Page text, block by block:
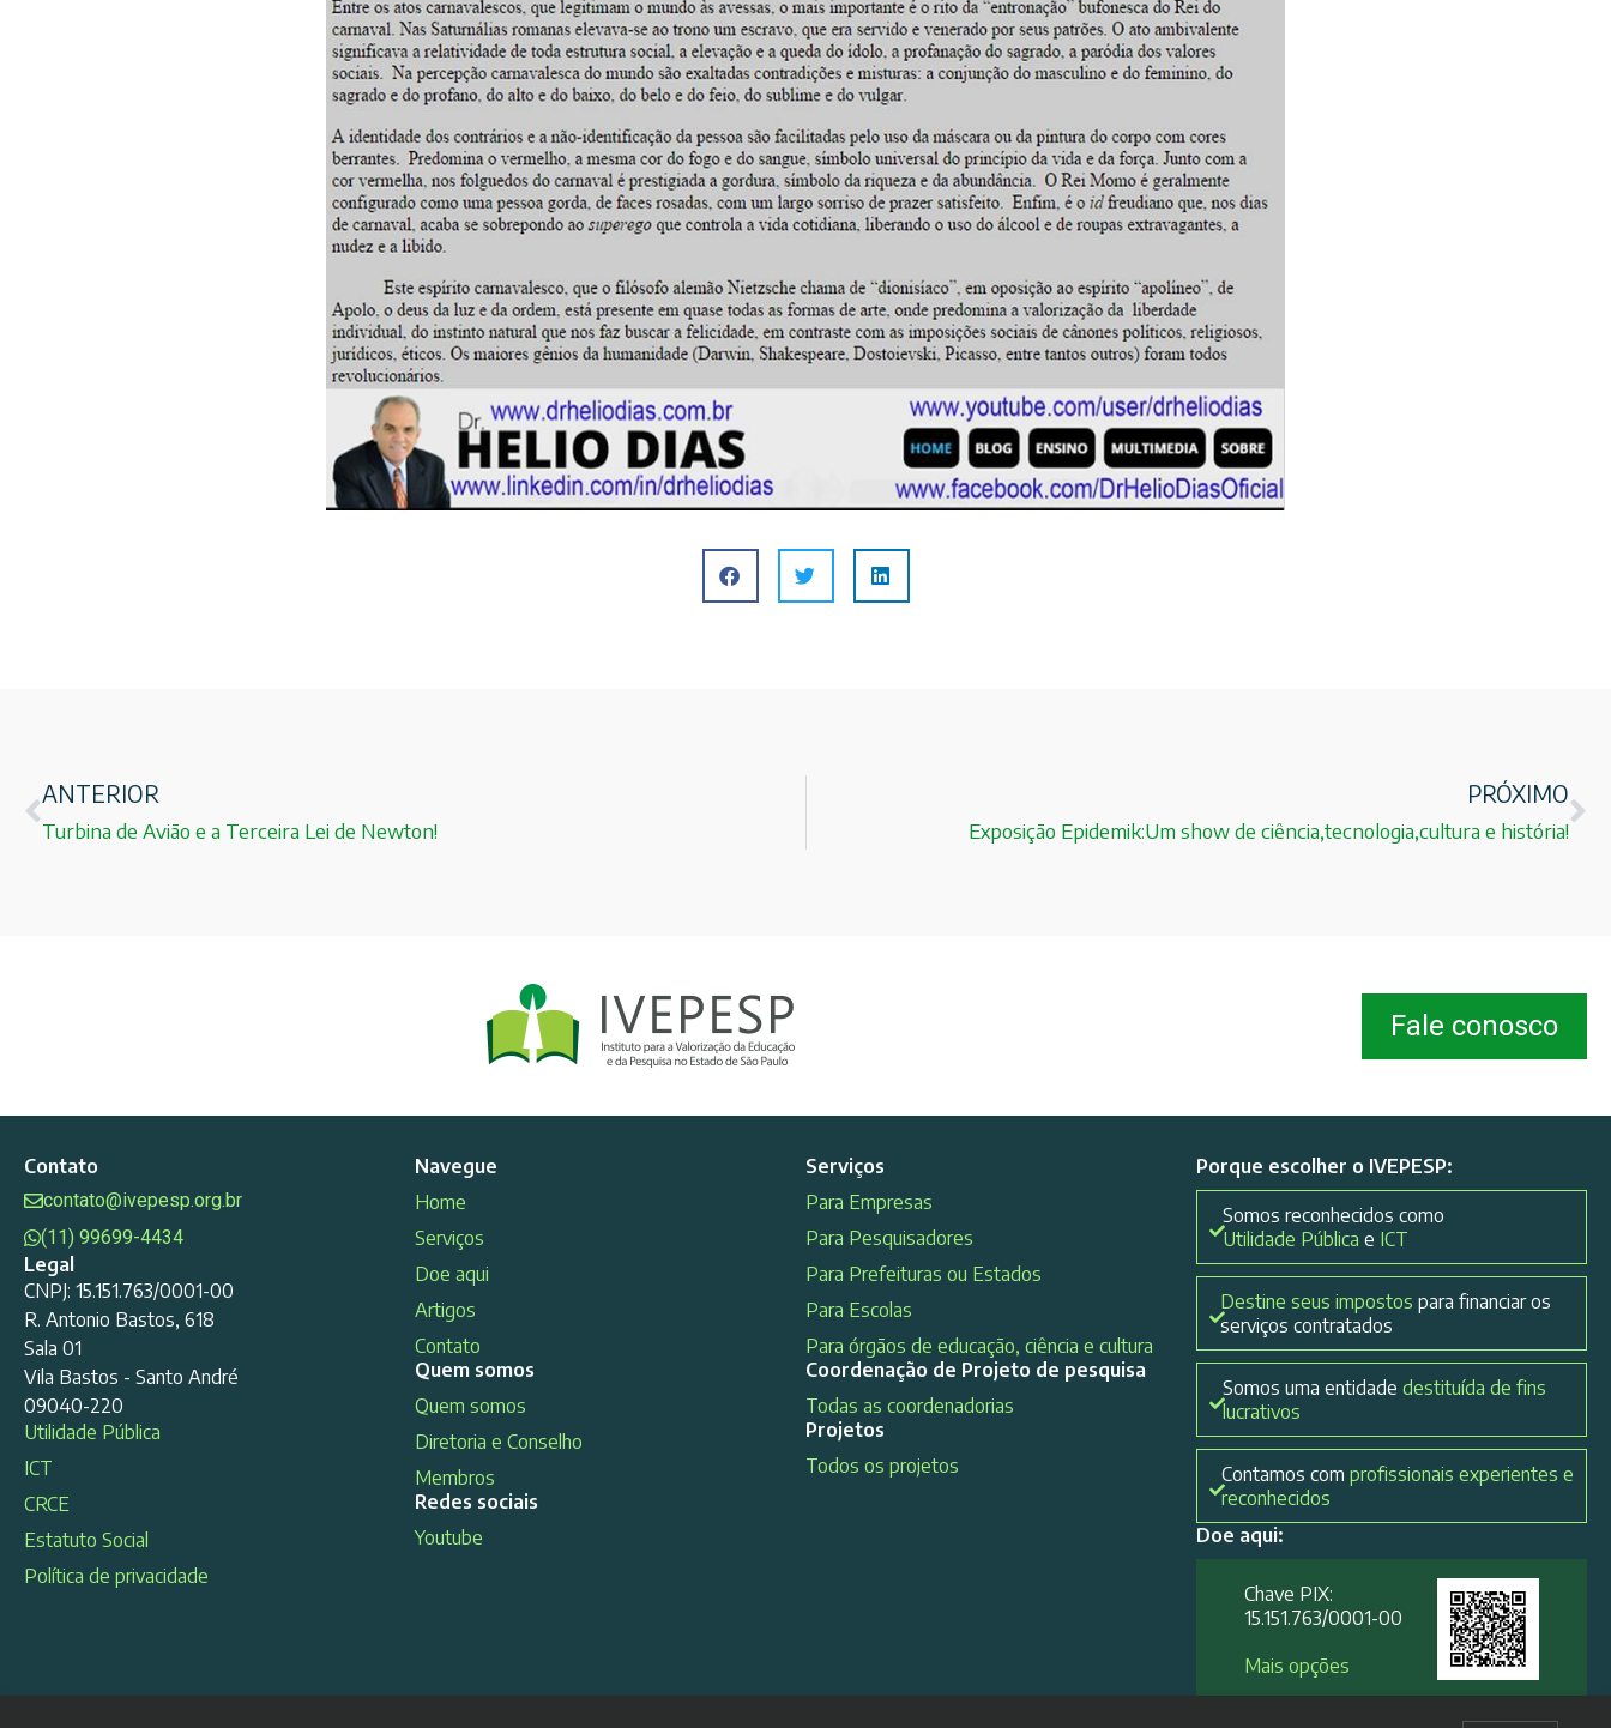
ANTERIOR
Turbina de Avião e a Terceira Lei de Newton!
PRÓXIMO
Exposição Epidemik:Um show de ciência,tecnologia,cultura e história!
Fale conosco
Contato
contato@ivepesp.org.br
(11) 99699-4434
Legal
CNPJ: 15.151.763/0001-00
R. Antonio Bastos, 618
Sala 01
Vila Bastos - Santo André
09040-220
Utilidade Pública
ICT
CRCE
Estatuto Social
Política de privacidade
Navegue
Home
Serviços
Doe aqui
Artigos
Contato
Quem somos
Quem somos
Diretoria e Conselho
Membros
Redes sociais
Youtube
Serviços
Para Empresas
Para Pesquisadores
Para Prefeituras ou Estados
Para Escolas
Para órgãos de educação, ciência e cultura
Coordenação de Projeto de pesquisa
Todas as coordenadorias
Projetos
Todos os projetos
Porque escolher o IVEPESP:
Somos reconhecidos como
Utilidade Pública e ICT
Destine seus impostos para financiar os
serviços contratados
Somos uma entidadedestituída de fins
lucrativos
Contamos com profissionais experientes e
reconhecidos
Doe aqui:
Chave PIX:
15.151.763/0001-00​
Mais opções